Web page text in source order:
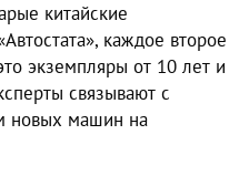
китайские
каждое второе
экземпляры от 10 лет и
связывают с
новых машин на